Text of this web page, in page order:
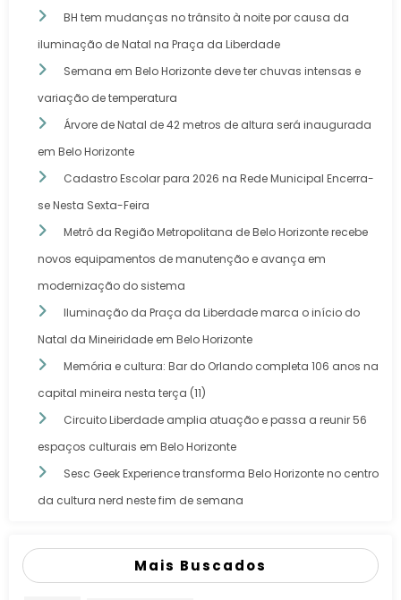
BH tem mudanças no trânsito à noite por causa da
iluminação de Natal na Praça da Liberdade
Semana em Belo Horizonte deve ter chuvas intensas e
variação de temperatura
Árvore de Natal de 42 metros de altura será inaugurada
em Belo Horizonte
Cadastro Escolar para 2026 na Rede Municipal Encerra-
se Nesta Sexta-Feira
Metrô da Região Metropolitana de Belo Horizonte recebe
novos equipamentos de manutenção e avança em
modernização do sistema
Iluminação da Praça da Liberdade marca o início do
Natal da Mineiridade em Belo Horizonte
Memória e cultura: Bar do Orlando completa 106 anos na
capital mineira nesta terça (11)
Circuito Liberdade amplia atuação e passa a reunir 56
espaços culturais em Belo Horizonte
Sesc Geek Experience transforma Belo Horizonte no centro
da cultura nerd neste fim de semana
Mais Buscados